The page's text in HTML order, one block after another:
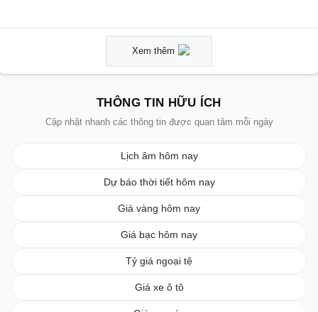
Xem thêm
THÔNG TIN HỮU ÍCH
Cập nhật nhanh các thông tin được quan tâm mỗi ngày
Lịch âm hôm nay
Dự báo thời tiết hôm nay
Giá vàng hôm nay
Giá bạc hôm nay
Tỷ giá ngoại tệ
Giá xe ô tô